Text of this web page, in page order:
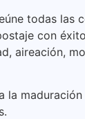
todas las
con
aireación,
la